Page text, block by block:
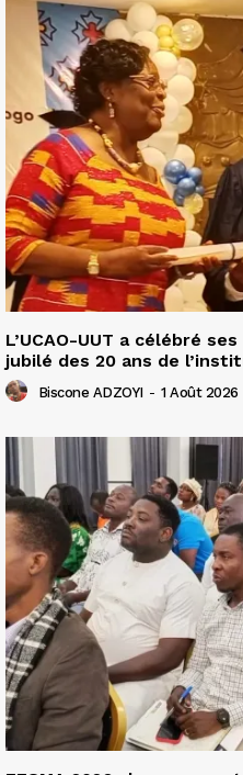
L’UCAO-UUT a célébré
jubilé des 20 ans de
Biscone ADZOYI - 1 Août 2026